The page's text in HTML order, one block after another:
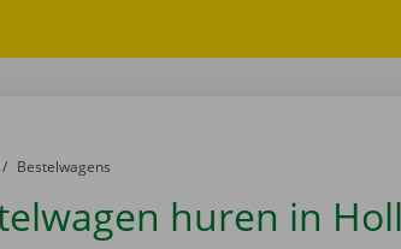
zich hier:
naar
Bestelwagens
huren in